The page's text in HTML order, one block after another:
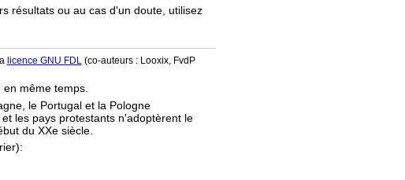
résultats ou au cas d'un doute, utilisez
licence GNU FDL(co-auteurs : Looxix, FvdP
même temps.
le Portugal et la Pologne
les pays protestants n'adoptèrent le
du XXe siècle.